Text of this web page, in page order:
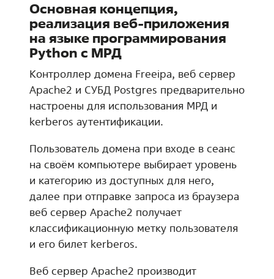
Основная концепция,
реализация веб-приложения
на языке программирования
Python с МРД
Контроллер домена Freeipa, веб сервер
Apache2 и СУБД Postgres предварительно
настроены для использования МРД и
kerberos аутентификации.
Пользователь домена при входе в сеанс
на своём компьютере выбирает уровень
и категорию из доступных для него,
далее при отправке запроса из браузера
веб сервер Apache2 получает
классификационную метку пользователя
и его билет kerberos.
Веб сервер Apache2 производит